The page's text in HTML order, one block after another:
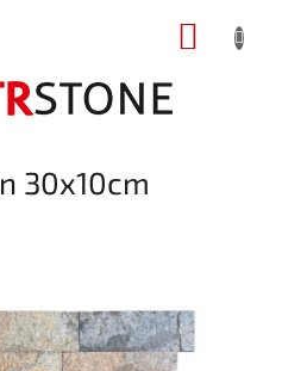
30x10cm